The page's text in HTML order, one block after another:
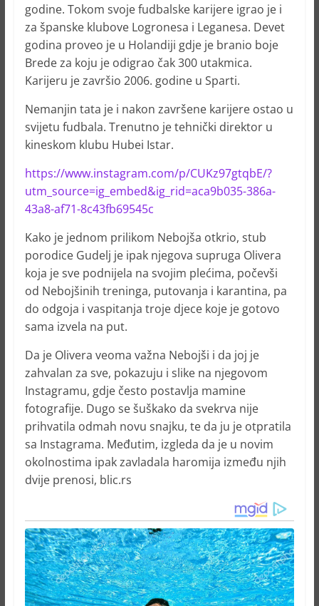
godine. Tokom svoje fudbalske karijere igrao je i
za španske klubove Logronesa i Leganesa. Devet
godina proveo je u Holandiji gdje je branio boje
Brede za koju je odigrao čak 300 utakmica.
Karijeru je završio 2006. godine u Sparti.
Nemanjin tata je i nakon završene karijere ostao u
svijetu fudbala. Trenutno je tehnički direktor u
kineskom klubu Hubei Istar.
https://www.instagram.com/p/CUKz97gtqbE/?
utm_source=ig_embed&ig_rid=aca9b035-386a-
43a8-af71-8c43fb69545c
Kako je jednom prilikom Nebojša otkrio, stub
porodice Gudelj je ipak njegova supruga Olivera
koja je sve podnijela na svojim plećima, počevši
od Nebojšinih treninga, putovanja i karantina, pa
do odgoja i vaspitanja troje djece koje je gotovo
sama izvela na put.
Da je Olivera veoma važna Nebojši i da joj je
zahvalan za sve, pokazuju i slike na njegovom
Instagramu, gdje često postavlja mamine
fotografije. Dugo se šuškako da svekrva nije
prihvatila odmah novu snajku, te da ju je otpratila
sa Instagrama. Međutim, izgleda da je u novim
okolnostima ipak zavladala haromija između njih
dvije prenosi, blic.rs